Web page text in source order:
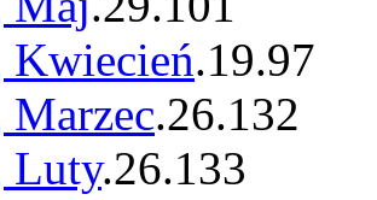
Kwiecień.19.97
Marzec.26.132
Luty.26.133